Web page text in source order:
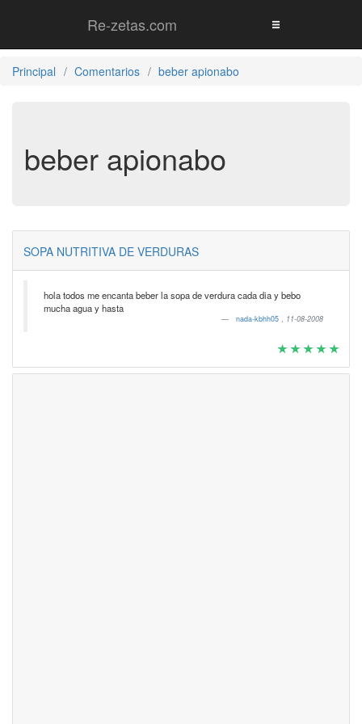
Re-zetas.com
Principal Comentarios beber apionabo
beber apionabo
SOPA NUTRITIVA DE VERDURAS
hola todos me encanta beber la sopa de verdura cada dia y bebo
mucha agua y hasta
nada-kbhh05 , 11-08-2008